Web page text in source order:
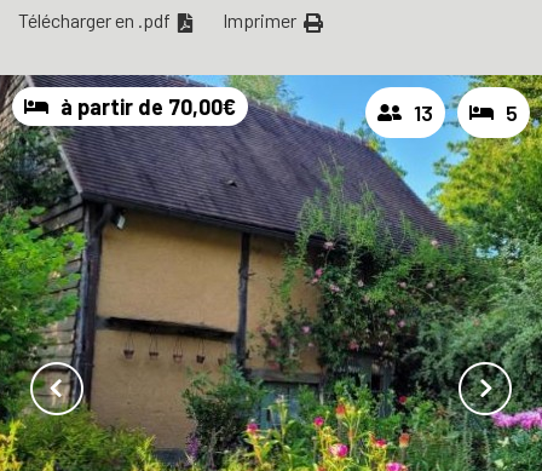
Télécharger en .pdf Imprimer
à partir de 70,00€ 13 5